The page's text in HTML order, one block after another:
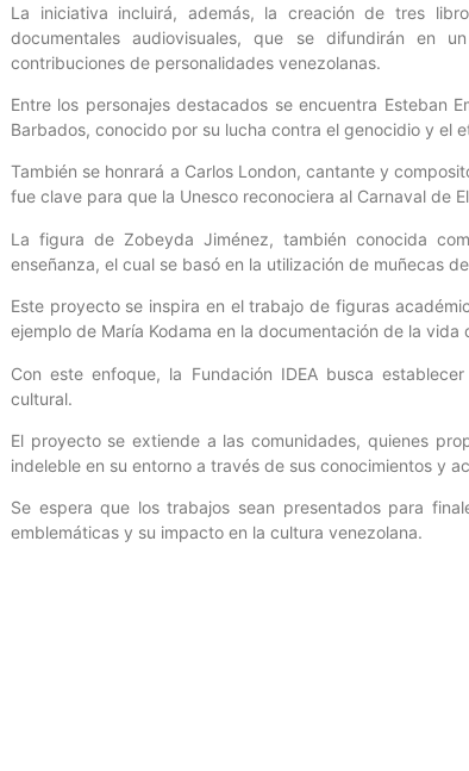
La iniciativa incluirá, además, la creación de tres
documentales audiovisuales, que se difundirán en
contribuciones de personalidades venezolanas.
Entre los personajes destacados se encuentra Esteban
Barbados, conocido por su lucha contra el genocidio y el
También se honrará a Carlos London, cantante y
fue clave para que la Unesco reconociera al Carnaval de
La figura de Zobeyda Jiménez, también conocida
enseñanza, el cual se basó en la utilización de muñecas
Este proyecto se inspira en el trabajo de figuras
ejemplo de María Kodama en la documentación de la vida
Con este enfoque, la Fundación IDEA busca
cultural.
El proyecto se extiende a las comunidades, quienes
indeleble en su entorno a través de sus conocimientos y
Se espera que los trabajos sean presentados para
emblemáticas y su impacto en la cultura venezolana.